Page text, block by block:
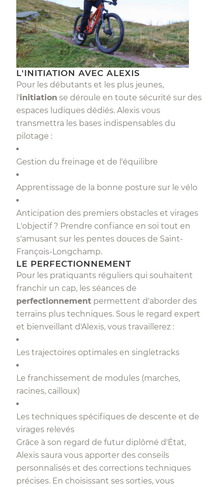
L'INITIATION AVEC ALEXIS
Pour les débutants et les plus jeunes,
l'initiation se déroule en toute sécurité sur des
espaces ludiques dédiés. Alexis vous
transmettra les bases indispensables du
pilotage :
Gestion du freinage et de l'équilibre
Apprentissage de la bonne posture sur le vélo
Anticipation des premiers obstacles et virages
L'objectif ? Prendre confiance en soi tout en
s'amusant sur les pentes douces de Saint-
François-Longchamp.
LE PERFECTIONNEMENT
Pour les pratiquants réguliers qui souhaitent
franchir un cap, les séances de
perfectionnementpermettent d'aborder des
terrains plus techniques. Sous le regard expert
et bienveillant d'Alexis, vous travaillerez :
Les trajectoires optimales en singletracks
Le franchissement de modules (marches,
racines, cailloux)
Les techniques spécifiques de descente et de
virages relevés
Grâce à son regard de futur diplômé d'État,
Alexis saura vous apporter des conseils
personnalisés et des corrections techniques
précises. En choisissant ses sorties, vous